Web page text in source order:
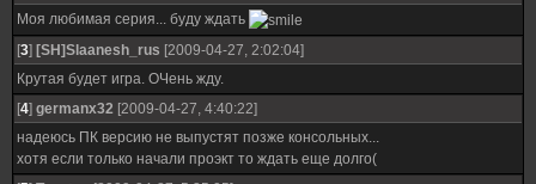
Моя любимая серия... буду ждать
[3] [SH]Slaanesh_rus [2009-04-27, 2:02:04]
Крутая будет игра. ОЧень жду.
[4] germanx32 [2009-04-27, 4:40:22]
надеюсь ПК версию не выпустят позже консольных...
хотя если только начали проэкт то ждать еще долго(